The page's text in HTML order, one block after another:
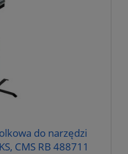
do narzędzi
CMS RB 488711